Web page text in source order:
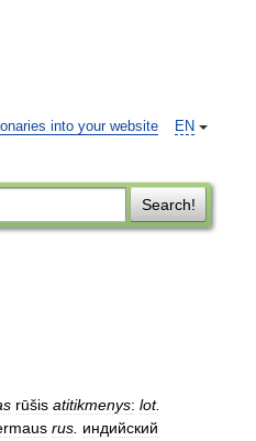
EN
into your website
Search!
rūšis atitikmenys: lot.
rus индийский